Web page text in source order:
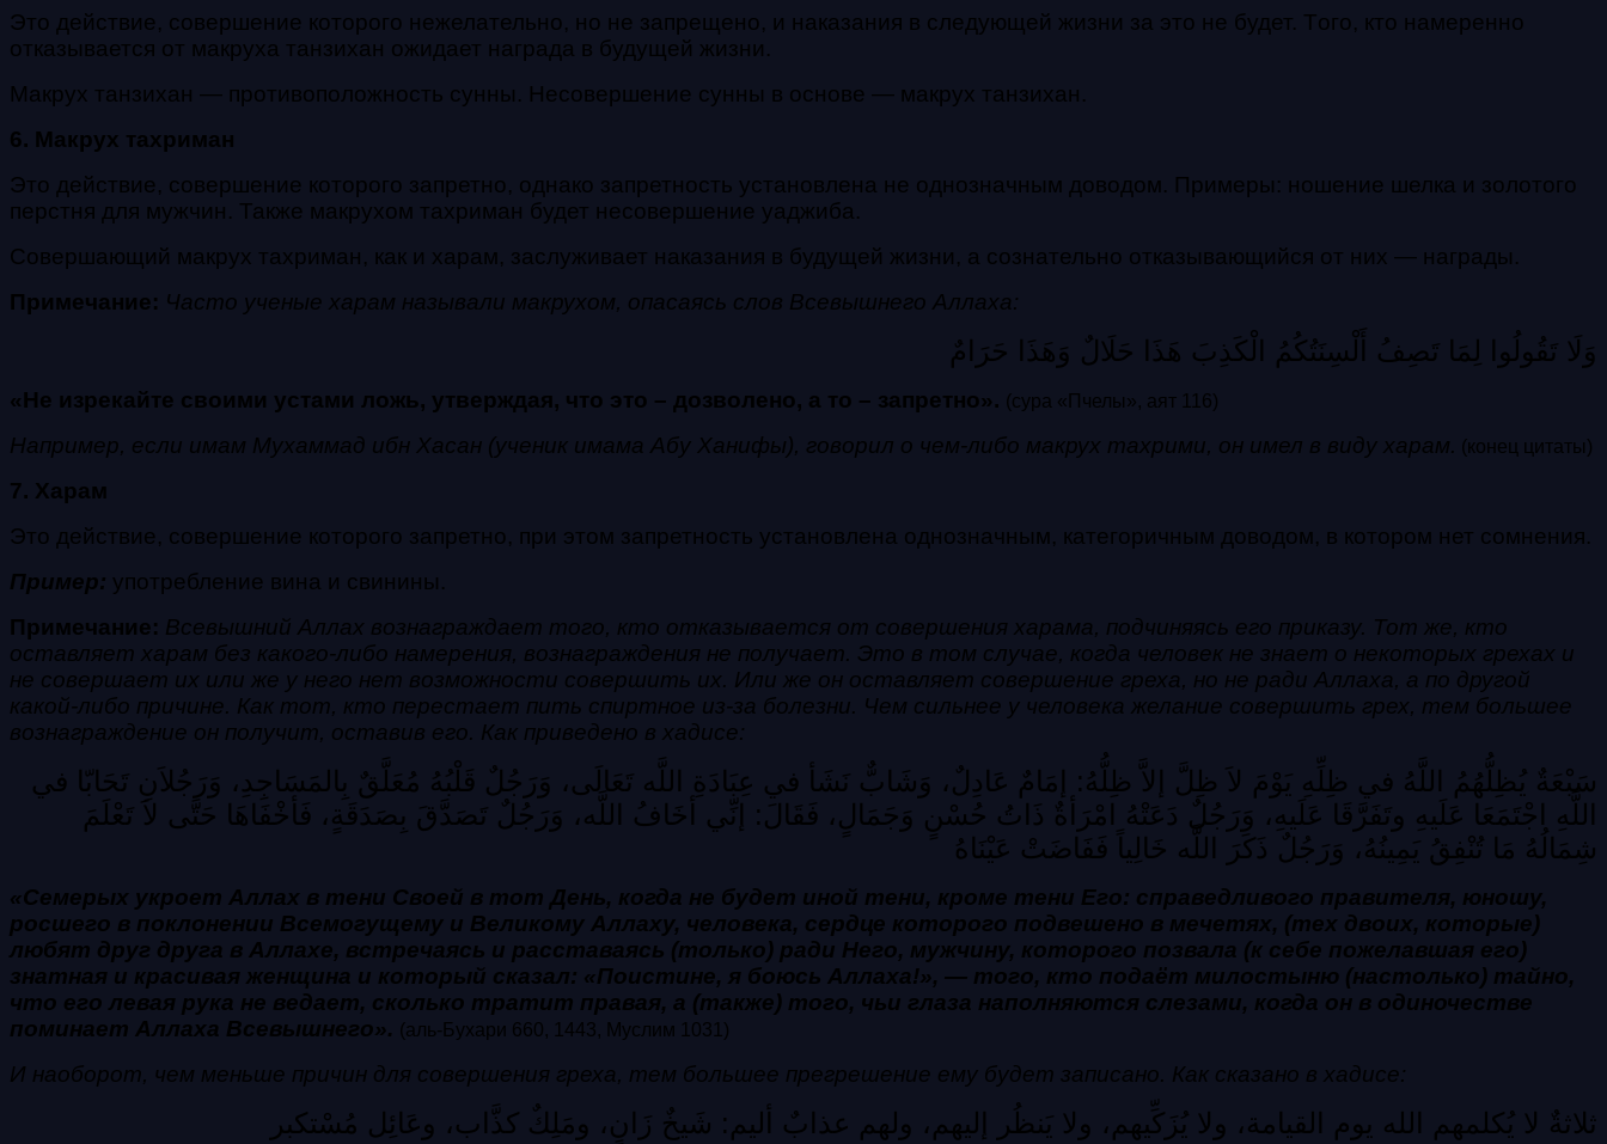
Это действие, совершение которого нежелательно, но не запрещено, и наказания в следующей жизни за это не будет. Тoгo, кто намеренно
отказывается от макруха танзихан ожидает награда в будущей жизни.
Макрух танзихан — противоположность сунны. Несовершение сунны в основе — макрух танзихан.
6. Макрух тахриман
Это действие, совершение которого запретно, однако запретность установлена не однозначным доводом. Примеры: ношение шелка и золотого
перстня для мужчин. Также макрухом тахриман будет несовершение уаджиба.
Совершающий макрух тахриман, как и харам, заслуживает наказания в будущей жизни, а сознательно отказывающийся от них — награды.
Примечание: Часто ученые харам называли макрухом, опасаясь слов Всевышнего Аллаха:
وَلَا تَقُولُوا لِمَا تَصِفُ أَلْسِنَتُكُمُ الْكَذِبَ هَذَا حَلَالٌ وَهَذَا حَرَامٌ
«Не изрекайте своими устами ложь, утверждая, что это – дозволено, а то – запретно». (сура «Пчелы», аят 116)
Например, если имам Мухаммад ибн Хасан (ученик имама Абу Ханифы), говорил о чем-либо макрух тахрими, он имел в виду харам. (конец цитаты)
7. Харам
Это действие, совершение которого запретно, при этом запретность установлена однозначным, категоричным доводом, в котором нет сомнения.
Пример: употребление вина и свинины.
Примечание: Всевышний Аллах вознаграждает того, кто отказывается от совершения харама, подчиняясь его приказу. Тот же, кто
оставляет харам без какого-либо намерения, вознаграждения не получает. Это в том случае, когда человек не знает о некоторых грехах и
не совершает их или же у него нет возможности совершить их. Или же он оставляет совершение греха, но не ради Аллаха, а по другой
какой-либо причине. Как тот, кто перестает пить спиртное из-за болезни. Чем сильнее у человека желание совершить грех, тем большее
вознаграждение он получит, оставив его. Как приведено в хадисе:
سَبْعَةٌ يُظِلُّهُمُ اللَّهُ في ظِلِّهِ يَوْمَ لاَ ظِلَّ إلاَّ ظِلُّهُ: إمَامٌ عَادِلٌ، وَشَابٌّ نَشَأ في عِبَادَةِ اللَّه تَعَالَى، وَرَجُلٌ قَلْبُهُ مُعَلَّقٌ بِالمَسَاجِدِ، وَرَجُلاَنِ تَحَابّا في
اللَّهِ اجْتَمَعَا عَلَيهِ وتَفَرَّقَا عَلَيهِ، وَرَجُلٌ دَعَتْهُ امْرَأةٌ ذَاتُ حُسْنٍ وَجَمَالٍ، فَقَالَ: إنِّي أخَافُ اللَّه، وَرَجُلٌ تَصَدَّقَ بِصَدَقَةٍ، فَأخْفَاهَا حَتَّى لاَ تَعْلَمَ
شِمَالُهُ مَا تُنْفِقُ يَمِينُهُ، وَرَجُلٌ ذَكَرَ اللَّه خَالِياً فَفَاضَتْ عَيْنَاهُ
«Семерых укроет Аллах в тени Своей в тот День, когда не будет иной тени, кроме тени Его: справедливого правителя, юношу,
росшего в поклонении Всемогущему и Великому Аллаху, человека, сердце которого подвешено в мечетях, (тех двоих, которые)
любят друг друга в Аллахе, встречаясь и расставаясь (только) ради Него, мужчину, которого позвала (к себе пожелавшая его)
знатная и красивая женщина и который сказал: «Поистине, я боюсь Аллаха!», — того, кто подаёт милостыню (настолько) тайно,
что его левая рука не ведает, сколько тратит правая, а (также) того, чьи глаза наполняются слезами, когда он в одиночестве
поминает Аллаха Всевышнего». (аль-Бухари 660, 1443, Муслим 1031)
И наоборот, чем меньше причин для совершения греха, тем большее прегрешение ему будет записано. Как сказано в хадисе:
ثلاثةٌ لا يُكلمهم الله يوم القيامة، ولا يُزَكِّيهم، ولا يَنظُر إليهم، ولهم عذابٌ أليم: شَيخٌ زَانٍ، ومَلِكٌ كذَّاب، وعَائِل مُسْتكبر